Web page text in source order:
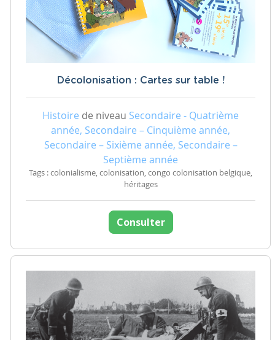
Décolonisation : Cartes sur table !
Histoire de niveau Secondaire - Quatrième
année, Secondaire – Cinquième année,
Secondaire – Sixième année, Secondaire –
Septième année
Tags : colonialisme, colonisation, congo colonisation belgique,
héritages
Consulter